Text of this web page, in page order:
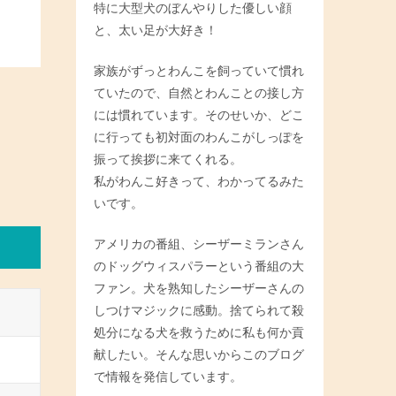
特に大型犬のぼんやりした優しい顔
と、太い足が大好き！
家族がずっとわんこを飼っていて慣れ
ていたので、自然とわんことの接し方
には慣れています。そのせいか、どこ
に行っても初対面のわんこがしっぽを
振って挨拶に来てくれる。
私がわんこ好きって、わかってるみた
いです。
アメリカの番組、シーザーミランさん
のドッグウィスパラーという番組の大
ファン。犬を熟知したシーザーさんの
しつけマジックに感動。捨てられて殺
処分になる犬を救うために私も何か貢
献したい。そんな思いからこのブログ
で情報を発信しています。